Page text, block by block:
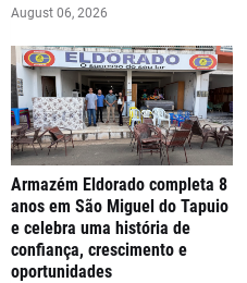
August 06, 2026
Armazém Eldorado completa 8
anos em São Miguel do Tapuio
e celebra uma história de
confiança, crescimento e
oportunidades